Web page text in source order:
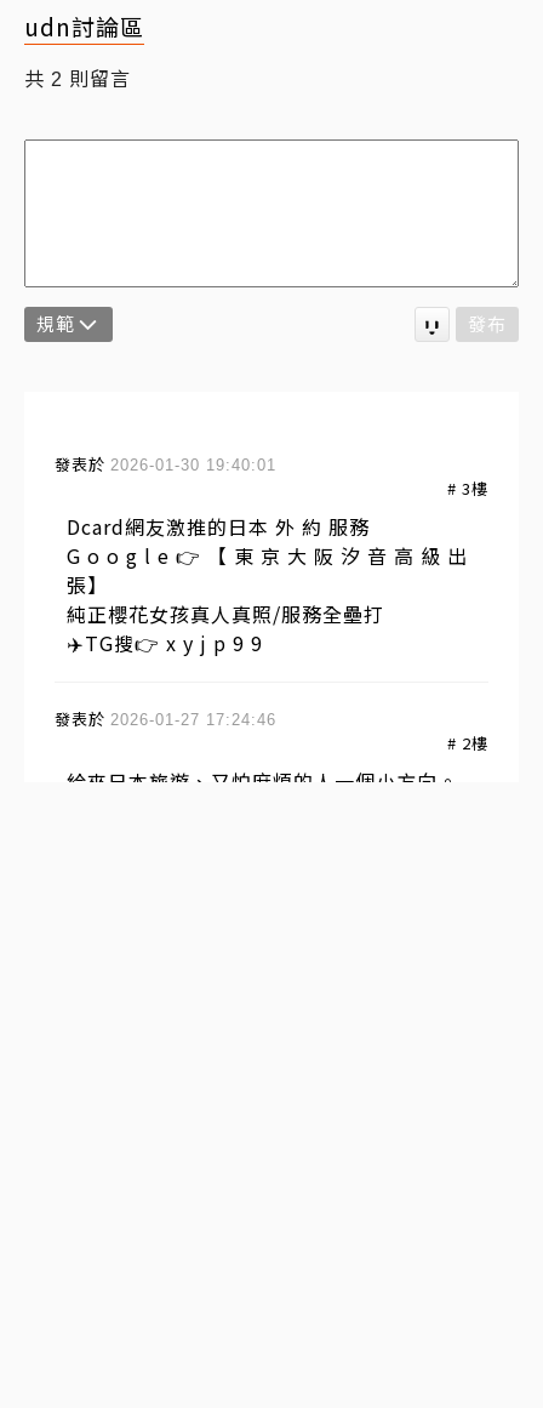
udn討論區
共 2 則留言
規範 發布
發表於 2026-01-30 19:40:01
# 3樓
Dcard網友激推的日本 外 約 服務
G o o g l e 👉 【 東 京 大 阪 汐 音 高 級 出
張】
純正櫻花女孩真人真照/服務全壘打
✈️TG搜👉 x y j p 9 9
發表於 2026-01-27 17:24:46
# 2樓
給來日本旅遊、又怕麻煩的人一個小方向。